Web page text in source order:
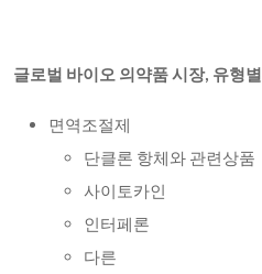
글로벌 바이오 의약품 시장, 유형별
면역조절제
단클론 항체와 관련상품
사이토카인
인터페론
다른